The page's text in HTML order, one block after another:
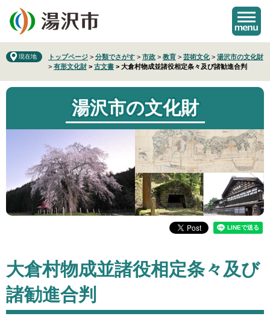
の
先
で
す
ー
を
ば
し
現在地 トップページ > 分類でさがす > 市政 > 教育 > 芸術文化 > 湯沢市の文化財
> 有形文化財 > 古文書 > 大倉村物成並諸役相定条々及び諸勧進合判
湯沢市の文化財
文
大倉村物成並諸役相定条々及び
諸勧進合判